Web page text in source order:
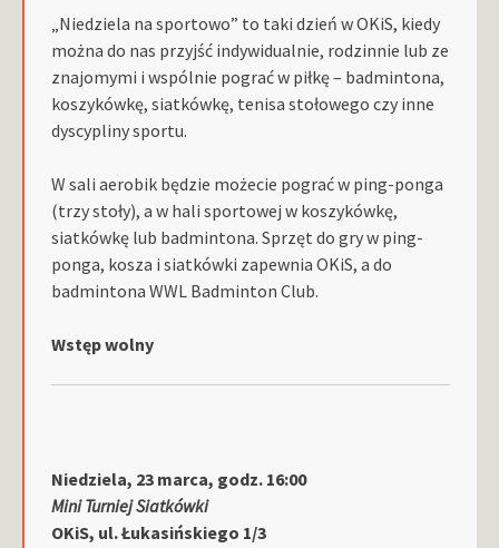
„Niedziela na sportowo” to taki dzień w OKiS, kiedy
można do nas przyjść indywidualnie, rodzinnie lub ze
znajomymi i wspólnie pograć w piłkę – badmintona,
koszykówkę, siatkówkę, tenisa stołowego czy inne
dyscypliny sportu.
W sali aerobik będzie możecie pograć w ping-ponga
(trzy stoły), a w hali sportowej w koszykówkę,
siatkówkę lub badmintona. Sprzęt do gry w ping-
ponga, kosza i siatkówki zapewnia OKiS, a do
badmintona WWL Badminton Club.
Wstęp wolny
Niedziela, 23 marca, godz. 16:00
Mini Turniej Siatkówki
OKiS, ul. Łukasińskiego 1/3